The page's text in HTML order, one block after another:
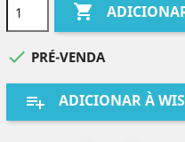

 PRÉ-VENDA
playlist_add ADICIONAR À